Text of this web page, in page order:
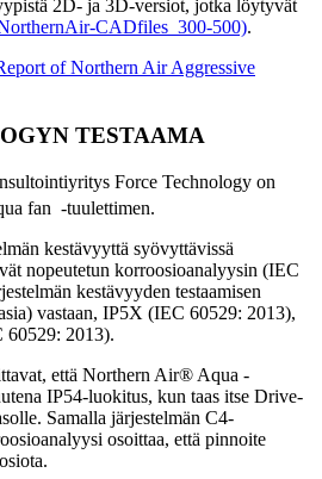
2D- ja 3D-versiot, jotka löytyvät
CADfiles_300-500).
TESTAAMA
Force Technology on
fan -tuulettimen.
kestävyyttä syövyttävissä
nopeutetun korroosioanalyysin (IEC
kestävyyden testaamisen
vastaan, IP5X (IEC 60529: 2013),
60529: 2013).
että Northern Air® Aqua -
IP54-luokitus, kun taas itse Drive-
Samalla järjestelmän C4-
osoittaa, että pinnoite